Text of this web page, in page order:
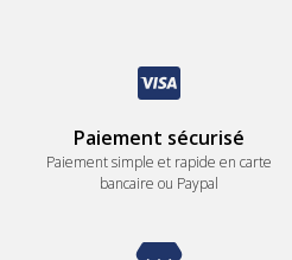
Paiement sécurisé
Paiement simple et rapide en carte
bancaire ou Paypal